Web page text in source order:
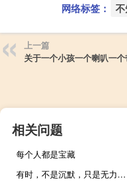
网络标签：
上一篇
关于一个小孩一个喇叭一
相关问题
每个人都是宝藏
有时，不是沉默，只是无力诉说.下一句应该怎么接